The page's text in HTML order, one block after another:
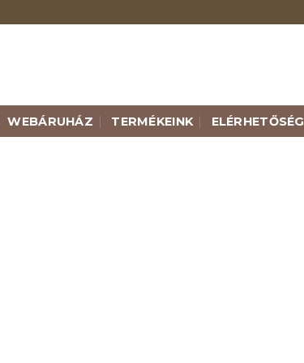
WEBÁRUHÁZ TERMÉKEINK ELÉRHETŐSÉG